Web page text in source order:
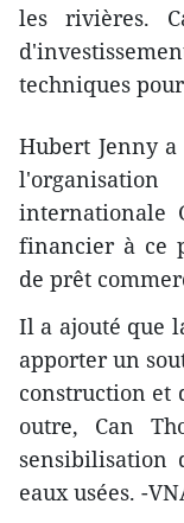
les ​​rivières.
techniques
Hubert Jenny
internationale
financier ​à ce
de prêt
Il a ajouté que
apporter un
construction et
outre, ​Can
sensibilisation
eaux usées. -